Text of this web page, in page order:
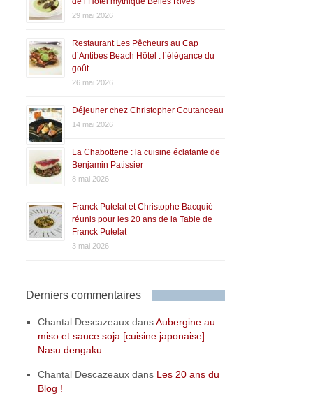
29 mai 2026
Restaurant Les Pêcheurs au Cap
d’Antibes Beach Hôtel : l’élégance du
goût
26 mai 2026
Déjeuner chez Christopher Coutanceau
14 mai 2026
La Chabotterie : la cuisine éclatante de
Benjamin Patissier
8 mai 2026
Franck Putelat et Christophe Bacquié
réunis pour les 20 ans de la Table de
Franck Putelat
3 mai 2026
Derniers commentaires
Chantal Descazeaux dansAubergine au
miso et sauce soja [cuisine japonaise] –
Nasu dengaku
Chantal Descazeaux dans Les 20 ans du
Blog !